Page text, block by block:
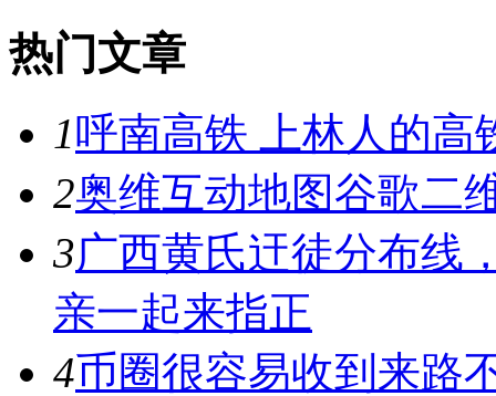
热门文章
1呼南高铁 上林人的高
2奥维互动地图谷歌二
3广西黄氏迀徒分布线
亲一起来指正
4币圈很容易收到来路